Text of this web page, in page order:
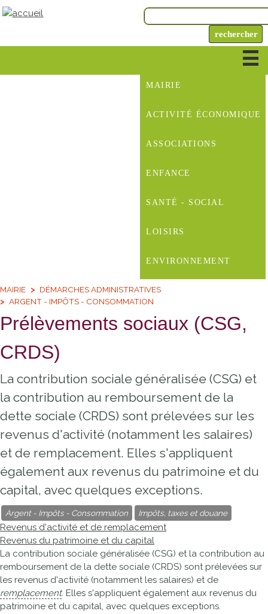
MAIRIE
ACTIVITÉ ÉCONOMIQUE
ASSOCIATIONS
ENFANCE
SANTÉ - SOCIAL
LOISIRS
ENVIRONNEMENT
MAIRIE
DÉMARCHES ADMINISTRATIVES
ARGENT - IMPÔTS - CONSOMMATION
Prélèvements sociaux (CSG,
CRDS)
La contribution sociale généralisée (CSG) et
la contribution au remboursement de la
dette sociale (CRDS) sont prélevées sur les
revenus d'activité (notamment les salaires)
et de remplacement. Elles s'appliquent
également aux revenus du patrimoine et du
capital, avec quelques exceptions.
Argent - Impôts - Consommation Impôts, taxes et douane
Revenus d'activité et de remplacement
Revenus du patrimoine et du capital
La contribution sociale généralisée (CSG) et la contribution au
remboursement de la dette sociale (CRDS) sont prélevées sur
les revenus d'activité (notamment les salaires) et de
remplacement. Elles s'appliquent également aux revenus du
patrimoine et du capital, avec quelques exceptions.